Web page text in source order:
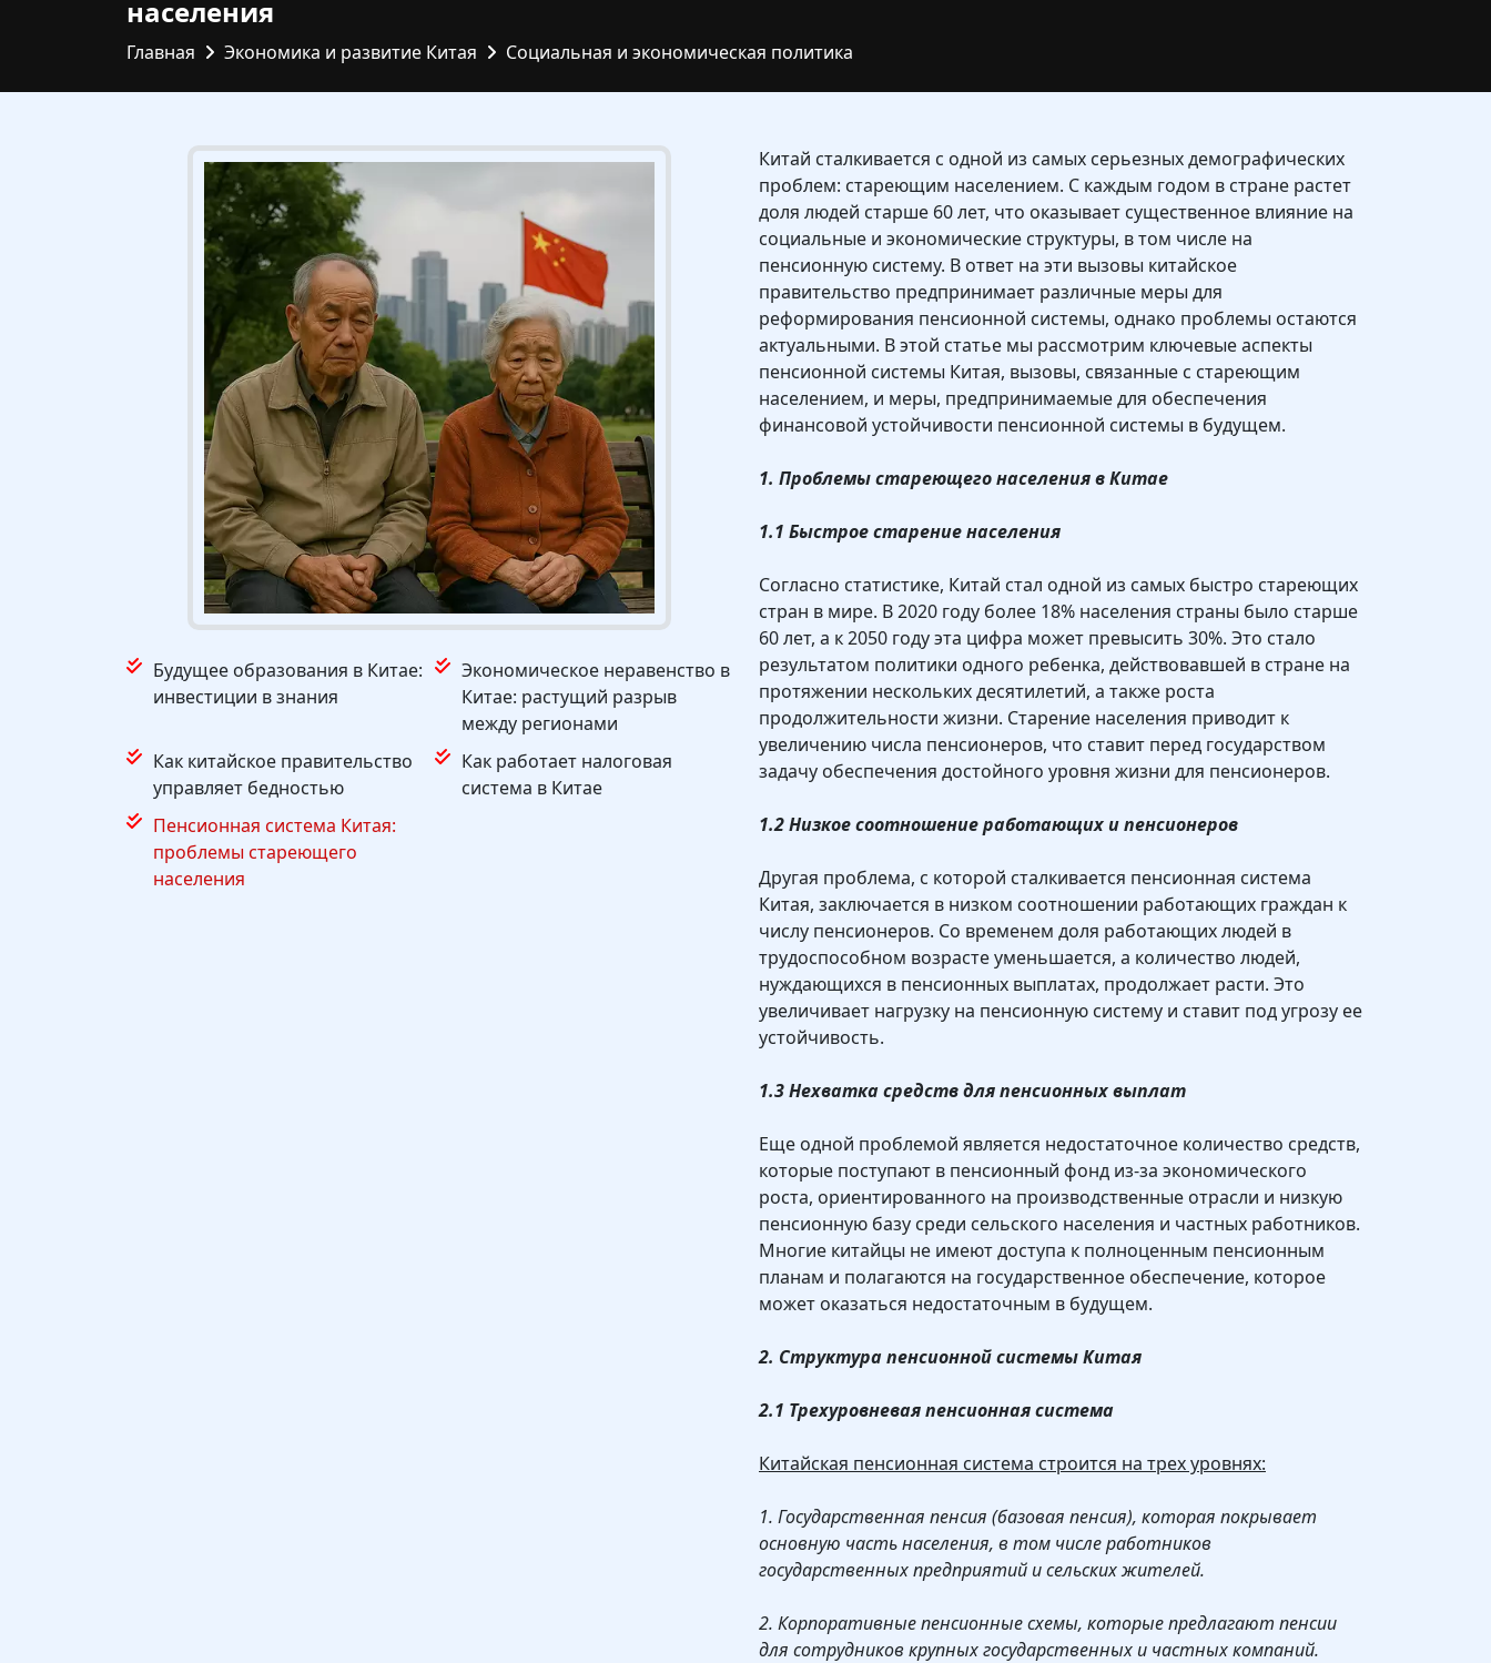
населения
Главная Экономика и развитие Китая Социальная и экономическая политика
Будущее образования в Китае:
инвестиции в знания
Экономическое неравенство в
Китае: растущий разрыв
между регионами
Как китайское правительство
управляет бедностью
Как работает налоговая
система в Китае
Пенсионная система Китая:
проблемы стареющего
населения
Китай сталкивается с одной из самых серьезных демографических
проблем: стареющим населением. С каждым годом в стране растет
доля людей старше 60 лет, что оказывает существенное влияние на
социальные и экономические структуры, в том числе на
пенсионную систему. В ответ на эти вызовы китайское
правительство предпринимает различные меры для
реформирования пенсионной системы, однако проблемы остаются
актуальными. В этой статье мы рассмотрим ключевые аспекты
пенсионной системы Китая, вызовы, связанные с стареющим
населением, и меры, предпринимаемые для обеспечения
финансовой устойчивости пенсионной системы в будущем.
1. Проблемы стареющего населения в Китае
1.1 Быстрое старение населения
Согласно статистике, Китай стал одной из самых быстро стареющих
стран в мире. В 2020 году более 18% населения страны было старше
60 лет, а к 2050 году эта цифра может превысить 30%. Это стало
результатом политики одного ребенка, действовавшей в стране на
протяжении нескольких десятилетий, а также роста
продолжительности жизни. Старение населения приводит к
увеличению числа пенсионеров, что ставит перед государством
задачу обеспечения достойного уровня жизни для пенсионеров.
1.2 Низкое соотношение работающих и пенсионеров
Другая проблема, с которой сталкивается пенсионная система
Китая, заключается в низком соотношении работающих граждан к
числу пенсионеров. Со временем доля работающих людей в
трудоспособном возрасте уменьшается, а количество людей,
нуждающихся в пенсионных выплатах, продолжает расти. Это
увеличивает нагрузку на пенсионную систему и ставит под угрозу ее
устойчивость.
1.3 Нехватка средств для пенсионных выплат
Еще одной проблемой является недостаточное количество средств,
которые поступают в пенсионный фонд из-за экономического
роста, ориентированного на производственные отрасли и низкую
пенсионную базу среди сельского населения и частных работников.
Многие китайцы не имеют доступа к полноценным пенсионным
планам и полагаются на государственное обеспечение, которое
может оказаться недостаточным в будущем.
2. Структура пенсионной системы Китая
2.1 Трехуровневая пенсионная система
Китайская пенсионная система строится на трех уровнях:
1. Государственная пенсия (базовая пенсия), которая покрывает
основную часть населения, в том числе работников
государственных предприятий и сельских жителей.
2. Корпоративные пенсионные схемы, которые предлагают пенсии
для сотрудников крупных государственных и частных компаний.